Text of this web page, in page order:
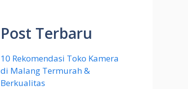
Post Terbaru
10 Rekomendasi Toko Kamera
di Malang Termurah &
Berkualitas